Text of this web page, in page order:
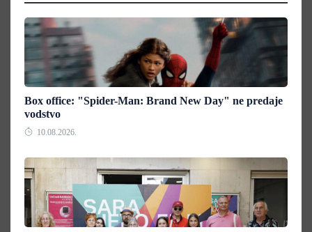
Box office: "Spider-Man: Brand New Day" ne predaje
vodstvo
10.08.2026.